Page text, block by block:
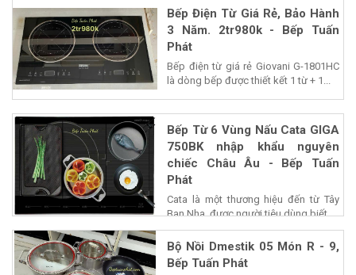
Bếp Điện Từ Giá Rẻ, Bảo Hành
3 Năm. 2tr980k - Bếp Tuấn
Phát
Bếp điện từ giá rẻ Giovani G-1801HC
là dòng bếp được thiết kết 1 từ + 1...
Bếp Từ 6 Vùng Nấu Cata GIGA
750BK nhập khẩu nguyên
chiếc Châu Âu - Bếp Tuấn
Phát
Cata là một thương hiệu đến từ Tây
Ban Nha, được người tiêu dùng biết...
Bộ Nồi Dmestik 05 Món R - 9,
Bếp Tuấn Phát